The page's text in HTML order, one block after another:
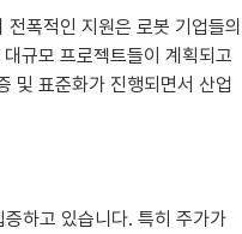
폭적인 지원은 로봇 기업들의
규모 프로젝트들이 계획되고
및 표준화가 진행되면서 산업
하고 있습니다. 특히 주가가